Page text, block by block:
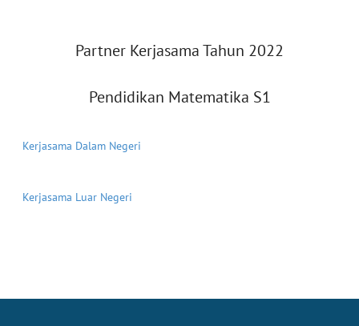
Partner Kerjasama Tahun 2022
Pendidikan Matematika S1
Kerjasama Dalam Negeri
Kerjasama Luar Negeri